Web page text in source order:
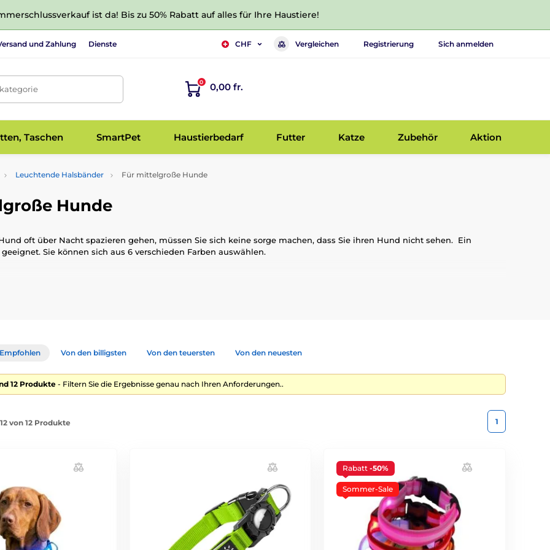
ist da! Bis zu 50% Rabatt auf alles für Ihre Haustiere!
und Zahlung Dienste CHF Vergleichen Registrierung Sich anmelden
0 0,00 fr.
Taschen SmartPet Haustierbedarf Futter Katze Zubehör Aktion
Leuchtende Halsbänder Für mittelgroße Hunde
Hunde
oft über Nacht spazieren gehen, müssen Sie sich keine sorge machen, dass Sie ihren Hund nicht sehen. Ein
Sie können sich aus 6 verschieden Farben auswählen.
fall Sie mit ihm in der nacht spazieren gehen.
und CR2016 Batterie. Sie können Sich auch ein leuchthalsband auswählen, das Sie gemütlich hilfe eines USB
Sie können für alle größen für alle Hunderassen auswählen. Die größsen sind zwischen 18cm bis 65cm.
Jeder Halsband enthält leuchtende Dioden.
Empfohlen Von den billigsten Von den teuersten Von den neuesten
12 Produkte- Filtern Sie die Ergebnisse genau nach Ihren Anforderungen..
von 12 Produkte 1
Rabatt-50%
Sommer-Sale